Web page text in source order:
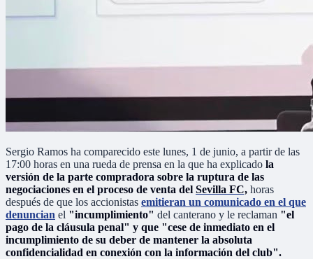
Sergio Ramos ha comparecido este lunes, 1 de junio, a partir de las
17:00 horas en una rueda de prensa en la que ha explicado la
versión de la parte compradora sobre la ruptura de las
negociaciones en el proceso de venta del Sevilla FC, horas
después de que los accionistas emitieran un comunicado en el que
denuncian el "incumplimiento" del canterano y le reclaman "el
pago de la cláusula penal" y que "cese de inmediato en el
incumplimiento de su deber de mantener la absoluta
confidencialidad en conexión con la información del club".